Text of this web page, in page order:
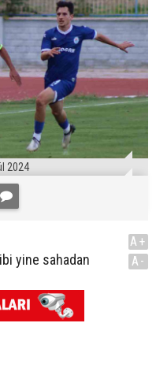
2024
yine sahadan
A+
A-